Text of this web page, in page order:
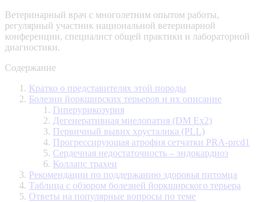
Ветеринарный врач с многолетним опытом работы,
регулярный участник национальной ветеринарной
конференции, специалист общей практики и лабораторной
диагностики.
Содержание
Кратко о представителях этой породы
Болезни йоркширских терьеров и их описание
Гиперурикозурия
Дегенеративная миелопатия (DM Ex2)
Первичный вывих хрусталика (PLL)
Прогрессирующая атрофия сетчатки PRA-prcd1
Сердечная недостаточность – эндокардиоз
Коллапс трахеи
Рекомендации по поддержанию здоровья питомца
Таблица с обзором болезней йоркширского терьера
Ответы на популярные вопросы по теме